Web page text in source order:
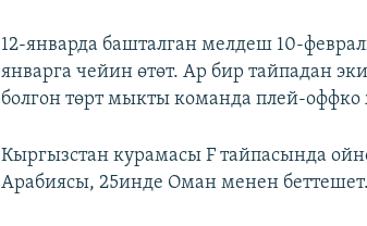
12-январда башталган мелдеш 10-
январга чейин өтөт. Ар бир тайпадан
болгон төрт мыкты команда плей-оффко
Кыргызстан курамасы F тайпасында
Арабиясы, 25инде Оман менен беттешет.